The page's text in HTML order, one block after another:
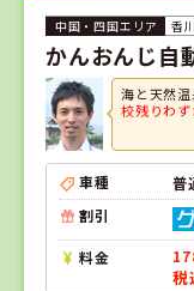
香
かんおんじ自
海と天然
校残りわず
車種
普
割引
料金